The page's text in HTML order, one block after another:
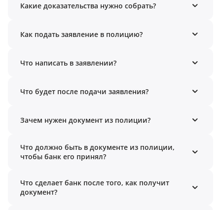
Какие доказательства нужно собрать?
Как подать заявление в полицию?
Что написать в заявлении?
Что будет после подачи заявления?
Зачем нужен документ из полиции?
Что должно быть в документе из полиции,
чтобы банк его принял?
Что сделает банк после того, как получит
документ?